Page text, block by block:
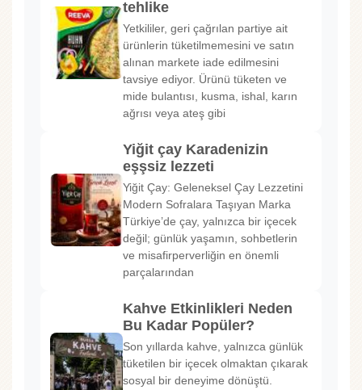
tehlike
Yetkililer, geri çağrılan partiye ait
ürünlerin tüketilmemesini ve satın
alınan markete iade edilmesini
tavsiye ediyor. Ürünü tüketen ve
mide bulantısı, kusma, ishal, karın
ağrısı veya ateş gibi
Yiğit çay Karadenizin
eşşsiz lezzeti
Yiğit Çay: Geleneksel Çay Lezzetini
Modern Sofralara Taşıyan Marka
Türkiye’de çay, yalnızca bir içecek
değil; günlük yaşamın, sohbetlerin
ve misafirperverliğin en önemli
parçalarından
Kahve Etkinlikleri Neden
Bu Kadar Popüler?
Son yıllarda kahve, yalnızca günlük
tüketilen bir içecek olmaktan çıkarak
sosyal bir deneyime dönüştü.